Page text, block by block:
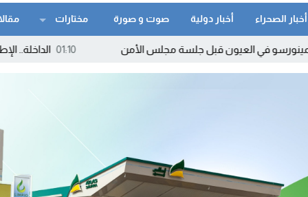
أخبار الصحراء أخبار دولية صوت و صورة مختارات
01:10 الداخلة.. الإطاحة بمروج قبل جلسة مجلس الأمن